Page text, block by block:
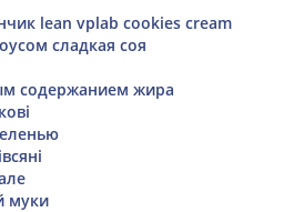
lean vplab cookies cream
сладкая соя
содержанием жира
муки